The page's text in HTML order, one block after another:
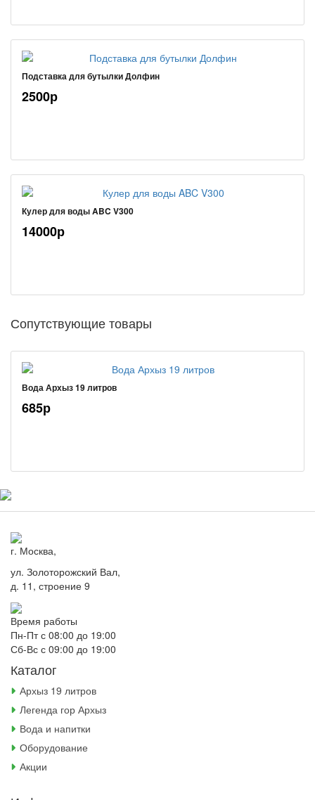
Подставка для бутылки Долфин
2500р
Кулер для воды ABC V300
14000р
Сопутствующие товары
Вода Архыз 19 литров
685р
г. Москва,
ул. Золоторожский Вал,
д. 11, строение 9
Время работы
Пн-Пт с 08:00 до 19:00
Сб-Вс с 09:00 до 19:00
Каталог
Архыз 19 литров
Легенда гор Архыз
Вода и напитки
Оборудование
Акции